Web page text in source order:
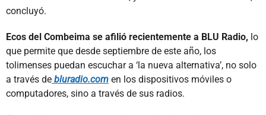
concluyó.
Ecos del Combeima se afilió recientemente a BLU Radio, lo
que permite que desde septiembre de este año, los
tolimenses puedan escuchar a ‘la nueva alternativa’, no solo
a través de bluradio.com en los dispositivos móviles o
computadores, sino a través de sus radios.